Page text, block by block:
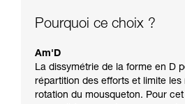
Pourquoi ce choix ?
Am'D
La dissymétrie de la forme en D
répartition des efforts et limite les
rotation du mousqueton. Pour